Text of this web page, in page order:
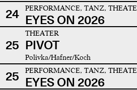
24 PERFORMANCE, TANZ,
EYES ON 2026
25
THEATER
PIVOT
Polivka/Hafner/Koch
25 PERFORMANCE, TANZ,
EYES ON 2026